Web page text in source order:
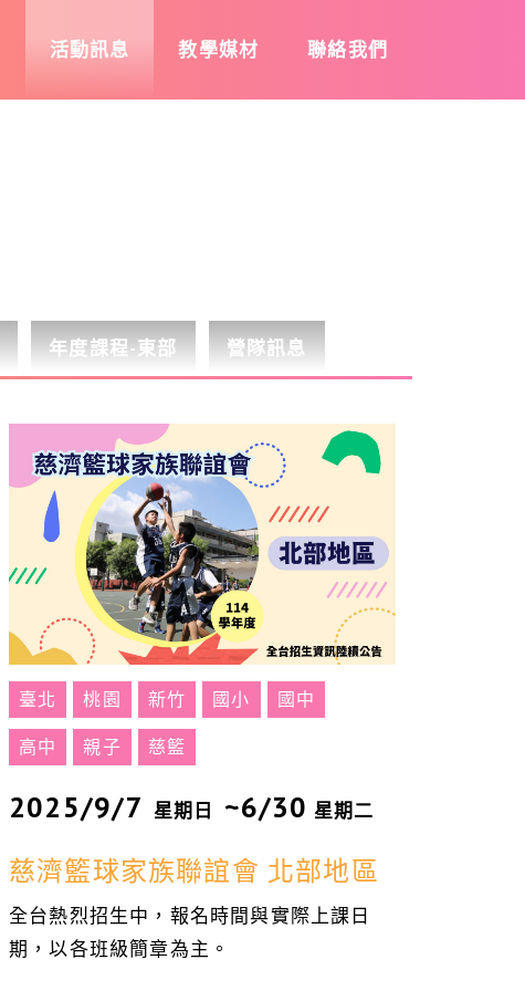
活動訊息 教學媒材 聯絡我們
年度課程-東部 營隊訊息
臺北 桃園 新竹 國小 國中
高中 親子 慈籃
2025/9/7 星期日 ~6/30 星期二
慈濟籃球家族聯誼會 北部地區
全台熱烈招生中，報名時間與實際上課日
期，以各班級簡章為主。